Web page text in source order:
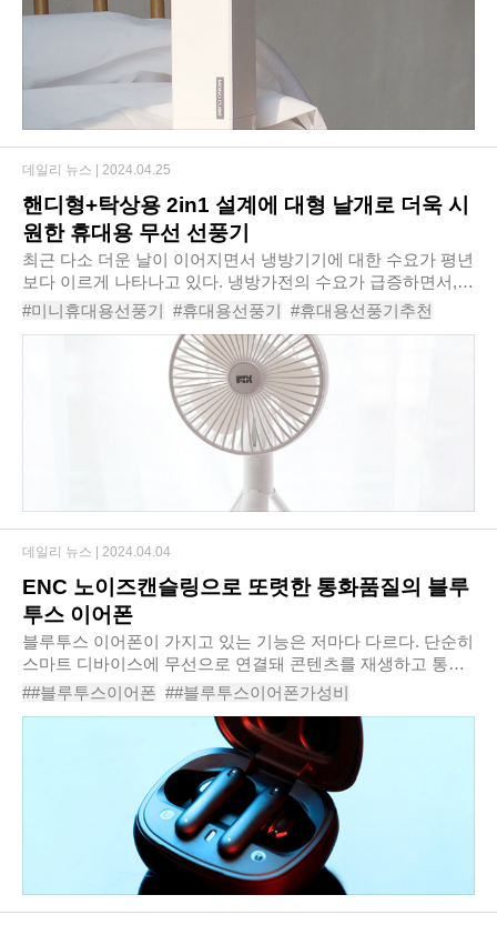
핸디형+탁상용 2in1 설계에 대형 날개로 더욱 시
원한 휴대용 무선 선풍기
최근 다소 더운 날이 이어지면서 냉방기기에 대한 수요가 평년
보다 이르게 나타나고 있다. 냉방가전의 수요가 급증하면서,
새로운 기능으로 무장한 신제품들의 공급도 많아지고 있다. 최
근에는 가장 보편적인 냉방기기로 꼽을 ..
#미니휴대용선풍기 #휴대용선풍기 #휴대용선풍기추천
#가성비선풍기 #가벼운손선풍기 #USB선풍기
#픽스빅팬휴대용무선선풍기XPF-702
데일리 뉴스 | 2024.04.25
ENC 노이즈캔슬링으로 또렷한 통화품질의 블루
투스 이어폰
블루투스 이어폰이 가지고 있는 기능은 저마다 다르다. 단순히
스마트 디바이스에 무선으로 연결돼 콘텐츠를 재생하고 통화
를 할 수 있는 것만이 아니라, 지원하는 코덱도 다르고 블루투
스의 버전도 상이하다. 어떤 제품을 고르..
##블루투스이어폰 ##블루투스이어폰가성비
#ENC블루투스이어폰 #노이즈캔슬링무선이어폰
#픽스팟X4XWS-303
#픽스팟X4블루투스이어폰XWS303 #픽스팟블루투스이어폰
데일리 뉴스 | 2024.04.04